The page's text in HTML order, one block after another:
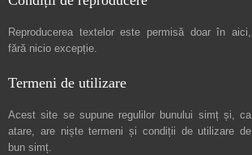
Reproducerea textelor este permisă doar în aici,
fără nicio excepție.
Termeni de utilizare
Acest site se supune regulilor bunului simț și, ca
atare, are niștetermeni și condiții de utilizare de
bun simț.